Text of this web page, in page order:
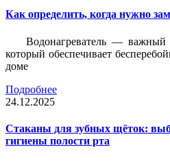
Как определить, когда нужно
Водонагреватель — важный
который обеспечивает
доме
Подробнее
24.12.2025
Стаканы для зубных щёток:
гигиены полости рта